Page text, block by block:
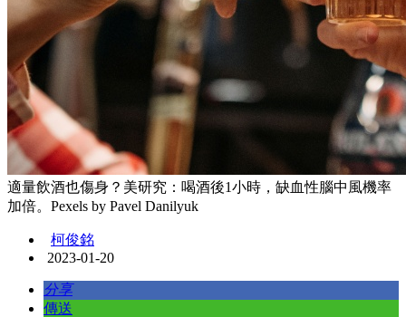
適量飲酒也傷身？美研究：喝酒後1小時，缺血性腦中風機率
加倍。Pexels by Pavel Danilyuk
柯俊銘
2023-01-20
分享
傳送